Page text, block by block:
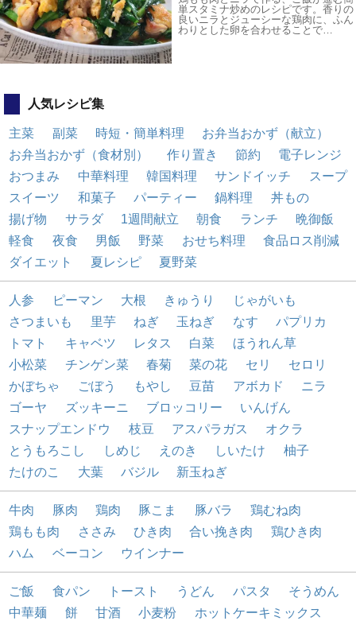
単スタミナ炒めのレシピです。香りの
良いニラとジューシーな鶏肉に、ふん
わりとした卵を合わせることで…
人気レシピ集
主菜 副菜 時短・簡単料理
お弁当おかず（献立）
お弁当おかず（食材別）
作り置き 節約
電子レンジ
おつまみ
中華料理 韓国料理 サンドイッチ
スープ
スイーツ
和菓子 パーティー 鍋料理
丼もの
揚げ物
サラダ 1週間献立 朝食 ランチ
晩御飯
軽食
夜食 男飯 野菜 おせち料理
食品ロス削減
ダイエット
夏レシピ 夏野菜
人参 ピーマン 大根 きゅうり
じゃがいも
さつまいも
里芋 ねぎ 玉ねぎ なす
パプリカ
トマト
キャベツ レタス 白菜
ほうれん草
小松菜
チンゲン菜 春菊 菜の花 セリ
セロリ
かぼちゃ
ごぼう もやし 豆苗 アボカド
ニラ
ゴーヤ
ズッキーニ ブロッコリー
いんげん
スナップエンドウ
枝豆 アスパラガス
オクラ
とうもろこし
しめじ えのき しいたけ
柚子
たけのこ
大葉 バジル 新玉ねぎ
牛肉 豚肉 鶏肉 豚こま 豚バラ
鶏むね肉
鶏もも肉
ささみ ひき肉 合い挽き肉
鶏ひき肉
ハム
ベーコン ウインナー
ご飯 食パン トースト うどん パスタ
そうめん
中華麺
餅 甘酒 小麦粉 ホットケーキミックス